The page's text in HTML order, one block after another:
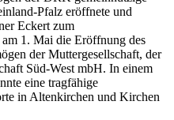
Pfalz eröffnete und
Eckert zum
1. Mai die Eröffnung des
der Muttergesellschaft, der
Süd-West mbH. In einem
eine tragfähige
in Altenkirchen und Kirchen